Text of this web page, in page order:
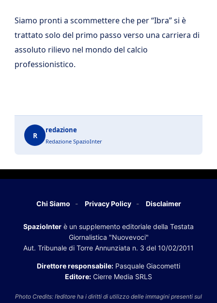
Siamo pronti a scommettere che per “Ibra” si è
trattato solo del primo passo verso una carriera di
assoluto rilievo nel mondo del calcio
professionistico.
R
redazione
Redazione SpazioInter
Chi Siamo Privacy Policy Disclaimer
SpazioInter è un supplemento editoriale della Testata
Giornalistica "Nuovevoci"
Aut. Tribunale di Torre Annunziata n. 3 del 10/02/2011
Direttore responsabile: Pasquale Giacometti
Editore: Cierre Media SRLS
Photo Credits: l’editore ha i diritti di utilizzo delle immagini presenti sul